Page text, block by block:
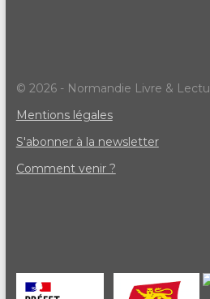
© 2026 - Normandie Livre &
Mentions légales
S'abonner à la newsletter
Comment venir ?